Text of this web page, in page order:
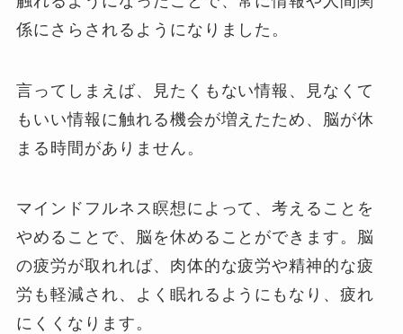
係にさらされるようになりました。
言ってしまえば、見たくもない情報、見なくて
もいい情報に触れる機会が増えたため、脳が休
まる時間がありません。
マインドフルネス瞑想によって、考えることを
やめることで、脳を休めることができます。脳
の疲労が取れれば、肉体的な疲労や精神的な疲
労も軽減され、よく眠れるようにもなり、疲れ
にくくなります。